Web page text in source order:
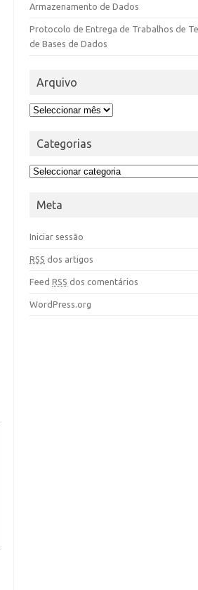
Armazenamento de Dados
Protocolo de Entrega de Trabalhos de
de Bases de Dados
Arquivo
Categorias
Meta
Iniciar sessão
RSS dos artigos
FeedRSS dos comentários
WordPress.org